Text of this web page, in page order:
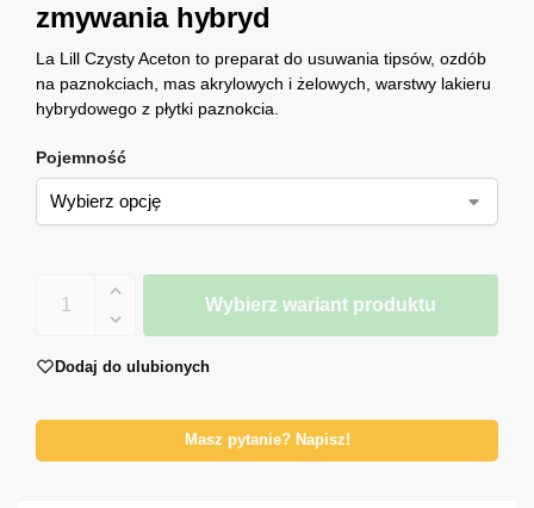
zmywania hybryd
La Lill Czysty Aceton to preparat do usuwania tipsów, ozdób
na paznokciach, mas akrylowych i żelowych, warstwy lakieru
hybrydowego z płytki paznokcia.
Pojemność
Wybierz wariant produktu
Dodaj do ulubionych
Masz pytanie? Napisz!